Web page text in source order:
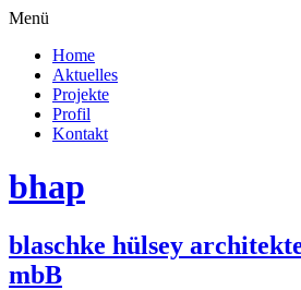
Menü
Home
Aktuelles
Projekte
Profil
Kontakt
bhap
blaschke hülsey
mbB